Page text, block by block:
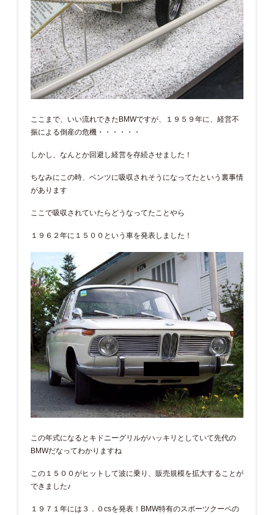
ここまで、いい流れできたBMWですが、１９５９年に、経営不
振による倒産の危機・・・・・・
しかし、なんとか回避し経営を存続させました！
ちなみにこの時、ベンツに吸収されそうになってたという裏事情
があります
ここで吸収されていたらどうなってたことやら
１９６２年に１５００という車を発表しました！
この年式になるとキドニーグリルがハッキリとしていて先代の
BMWだなってわかりますね
この１５００がヒットして波に乗り、販売規模を拡大することが
できました♪
１９７１年には３．０csを発表！BMW特有のスポーツクーペの